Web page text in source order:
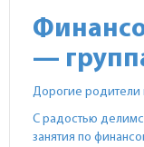
—
Дорогие родители
С радостью
занятия по